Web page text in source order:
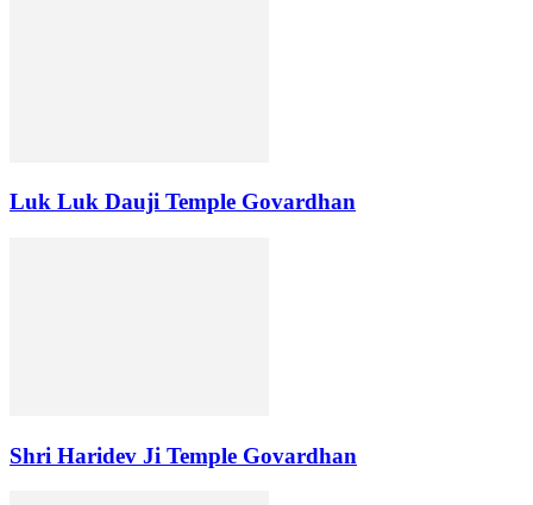
Luk Luk Dauji Temple Govardhan
Shri Haridev Ji Temple Govardhan